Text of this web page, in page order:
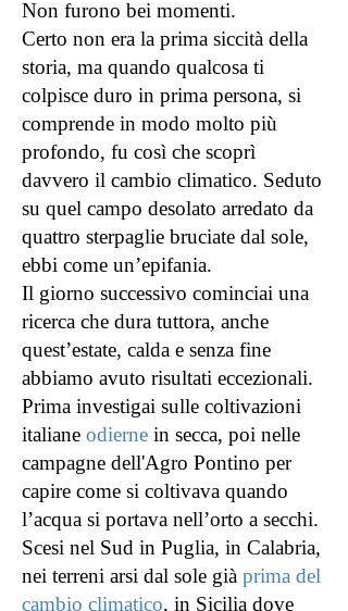
Non furono bei momenti.
Certo non era la prima siccità della
storia, ma quando qualcosa ti
colpisce duro in prima persona, si
comprende in modo molto più
profondo, fu così che scoprì
davvero il cambio climatico. Seduto
su quel campo desolato arredato da
quattro sterpaglie bruciate dal sole,
ebbi come un’epifania.
Il giorno successivo cominciai una
ricerca che dura tuttora, anche
quest’estate, calda e senza fine
abbiamo avuto risultati eccezionali.
Prima investigai sulle coltivazioni
italiane odierne in secca, poi nelle
campagne dell'Agro Pontino per
capire come si coltivava quando
l’acqua si portava nell’orto a secchi.
Scesi nel Sud in Puglia, in Calabria,
nei terreni arsi dal sole già prima del
cambio climatico, in Sicilia dove